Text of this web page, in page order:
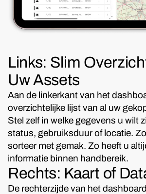
Links: Slim
Uw Assets
Aan de linkerkant van het
overzichtelijke lijst van al uw
Stel zelf in welke gegevens u wilt
status, gebruiksduur of locatie.
sorteer met gemak. Zo heeft u
informatie binnen handbereik.
Rechts: Kaart of
De rechterzijde van het